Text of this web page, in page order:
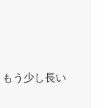
う少し長い